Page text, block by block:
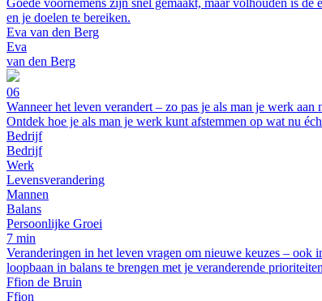
Goede voornemens zijn snel gemaakt, maar volhouden is
en je doelen te bereiken.
Eva van den Berg
Eva
van den Berg
06
Wanneer het leven verandert – zo pas je als man je werk aan
Ontdek hoe je als man je werk kunt afstemmen op wat nu
Bedrijf
Bedrijf
Werk
Levensverandering
Mannen
Balans
Persoonlijke Groei
7 min
Veranderingen in het leven vragen om nieuwe keuzes –
loopbaan in balans te brengen met je veranderende
Ffion de Bruin
Ffion